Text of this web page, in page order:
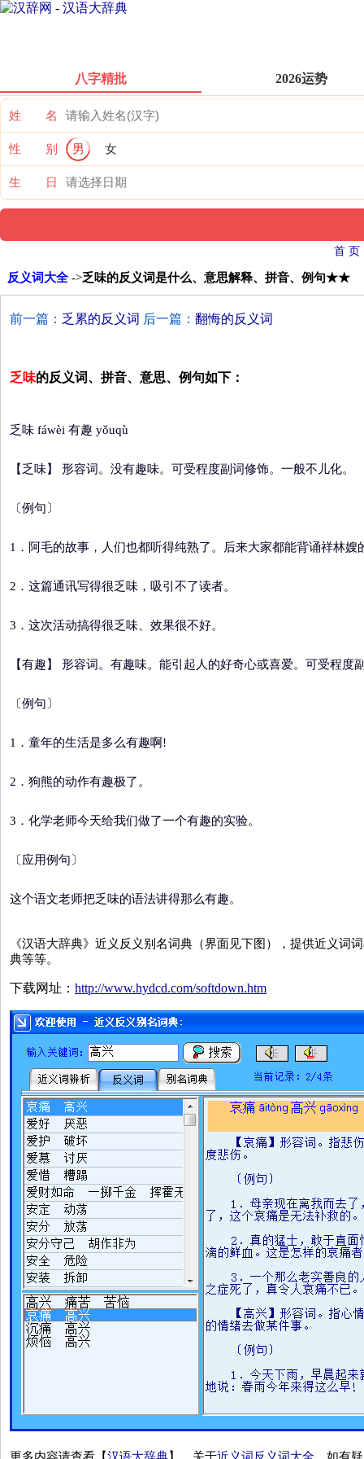
八字精批 2026运势
姓 名
性 别 男 女
生 日
首 页
反义词大全 ->乏味的反义词是什么、意思解释、拼音、例句★★
前一篇： 乏累的反义词 后一篇： 翻悔的反义词
乏味的反义词、拼音、意思、例句如下：
乏味 fáwèi 有趣 yǒuqù
【乏味】 形容词。没有趣味。可受程度副词修饰。一般不儿化。
〔例句〕
1．阿毛的故事，人们也都听得纯熟了。后来大家都能背诵祥林嫂
2．这篇通讯写得很乏味，吸引不了读者。
3．这次活动搞得很乏味、效果很不好。
【有趣】 形容词。有趣味。能引起人的好奇心或喜爱。可受程度
〔例句〕
1．童年的生活是多么有趣啊!
2．狗熊的动作有趣极了。
3．化学老师今天给我们做了一个有趣的实验。
〔应用例句〕
这个语文老师把乏味的语法讲得那么有趣。
《汉语大辞典》近义反义别名词典（界面见下图），提供近义词
典等等。
下载网址： http://www.hydcd.com/softdown.htm